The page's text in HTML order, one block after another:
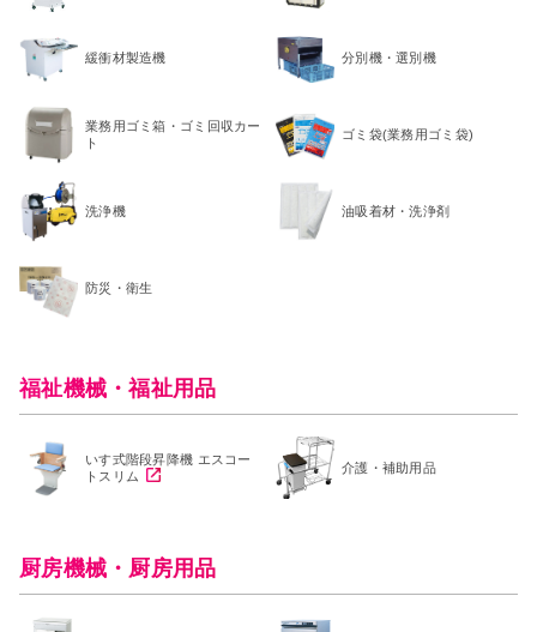
緩衝材製造機 分別機・選別機
業務用ゴミ箱・ゴミ回収カー
ト
ゴミ袋(業務用ゴミ袋)
洗浄機 油吸着材・洗浄剤
防災・衛生
福祉機械・福祉用品
いす式階段昇降機 エスコー
トスリム
介護・補助用品
厨房機械・厨房用品